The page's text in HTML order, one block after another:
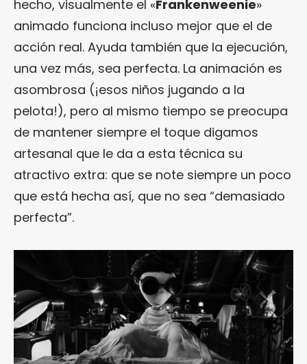
hecho, visualmente el «Frankenweenie»
animado funciona incluso mejor que el de
acción real. Ayuda también que la ejecución,
una vez más, sea perfecta. La animación es
asombrosa (¡esos niños jugando a la
pelota!), pero al mismo tiempo se preocupa
de mantener siempre el toque digamos
artesanal que le da a esta técnica su
atractivo extra: que se note siempre un poco
que está hecha así, que no sea “demasiado
perfecta”.